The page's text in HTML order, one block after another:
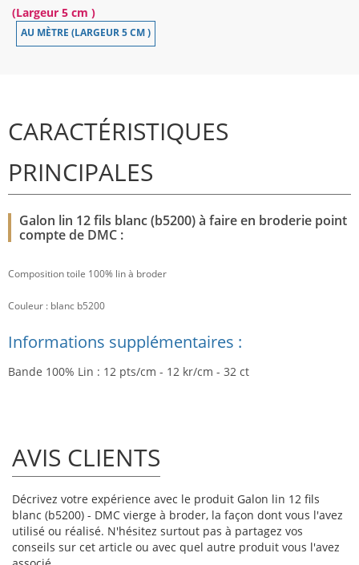
(Largeur 5 cm )
AU MÈTRE (LARGEUR 5 CM )
CARACTÉRISTIQUES
PRINCIPALES
Galon lin 12 fils blanc (b5200) à faire en broderie point
compte de DMC :
Composition toile 100% lin à broder
Couleur : blanc b5200
Informations supplémentaires :
Bande 100% Lin : 12 pts/cm - 12 kr/cm - 32 ct
AVIS CLIENTS
Décrivez votre expérience avec le produit Galon lin 12 fils
blanc (b5200) - DMC vierge à broder, la façon dont vous l'avez
utilisé ou réalisé. N'hésitez surtout pas à partagez vos
conseils sur cet article ou avec quel autre produit vous l'avez